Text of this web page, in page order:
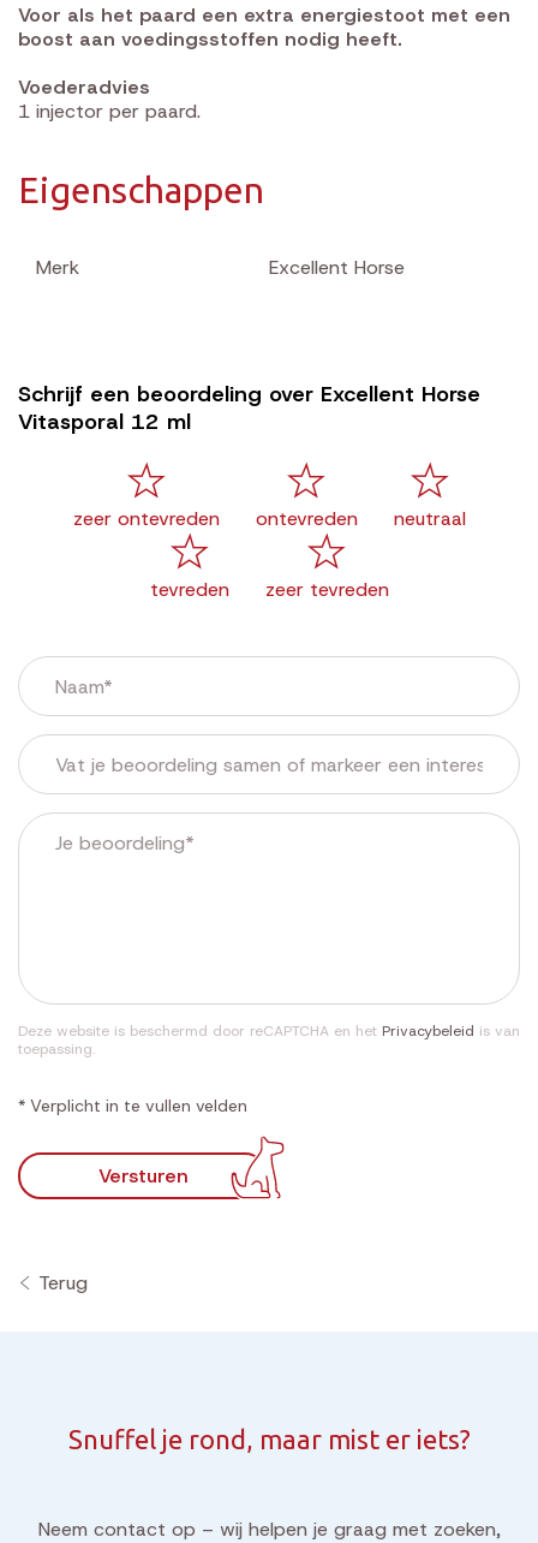
Voor als het paard een extra energiestoot met een
boost aan voedingsstoffen nodig heeft.
Voederadvies
1 injector per paard.
Eigenschappen
Merk Excellent Horse
Schrijf een beoordeling over Excellent Horse
Vitasporal 12 ml
zeer ontevreden ontevreden neutraal
tevreden zeer tevreden
Deze website is beschermd door reCAPTCHA en het Privacybeleid is van
toepassing.
* Verplicht in te vullen velden
Versturen
Terug
Snuffel je rond, maar mist er iets?
Neem contact op – wij helpen je graag met zoeken,